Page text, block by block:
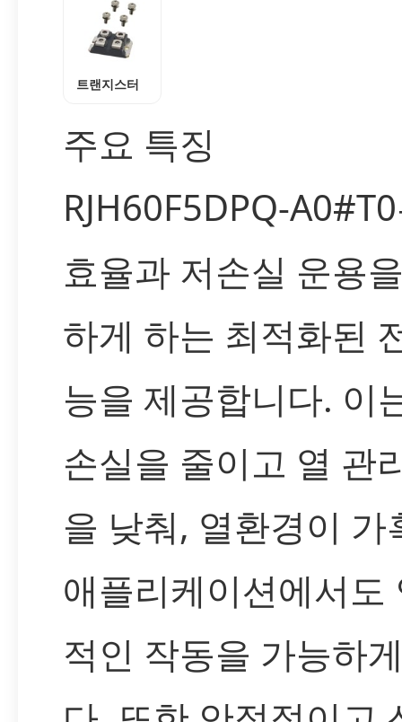
트랜지스터
주요 특징
RJH60F5DPQ-
효율과 저손실 운용
하게 하는 최적화된
능을 제공합니다. 이
손실을 줄이고 열 관
을 낮춰, 열환경이 가
애플리케이션에서도
적인 작동을 가능하